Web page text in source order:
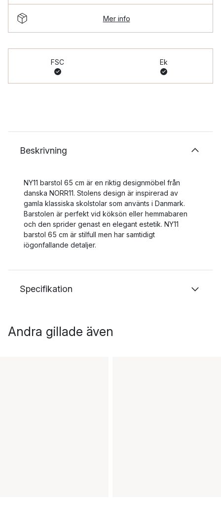
Mer info
FSC Ek
Beskrivning
NY11 barstol 65 cm är en riktig designmöbel från
danska NORR11. Stolens design är inspirerad av
gamla klassiska skolstolar som använts i Danmark.
Barstolen är perfekt vid köksön eller hemmabaren
och den sprider genast en elegant estetik. NY11
barstol 65 cm är stilfull men har samtidigt
iögonfallande detaljer.
Specifikation
Andra gillade även